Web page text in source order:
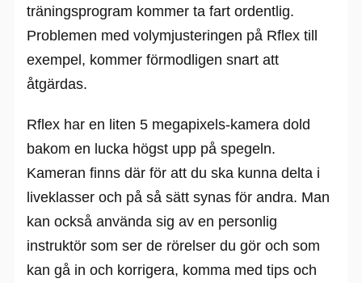
träningsprogram kommer ta fart ordentlig.
Problemen med volymjusteringen på Rflex till
exempel, kommer förmodligen snart att
åtgärdas.
Rflex har en liten 5 megapixels-kamera dold
bakom en lucka högst upp på spegeln.
Kameran finns där för att du ska kunna delta i
liveklasser och på så sätt synas för andra. Man
kan också använda sig av en personlig
instruktör som ser de rörelser du gör och som
kan gå in och korrigera, komma med tips och